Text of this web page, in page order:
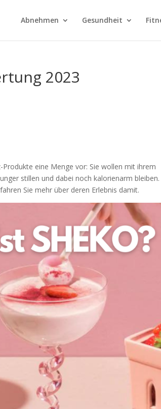
Abnehmen Gesundheit
2023
eine Menge vor: Sie wollen mit ihrem
stillen und dabei noch kalorienarm
Sie mehr über deren Erlebnis damit.